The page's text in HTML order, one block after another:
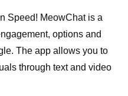
Speed! MeowChat is a
options and
The app allows you to
through text and video